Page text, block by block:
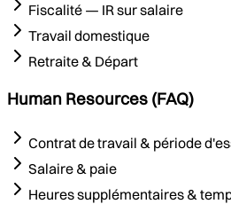
Fiscalité — IR sur salaire
Travail domestique
Retraite & Départ
Human Resources (FAQ)
Contrat de travail & période
Salaire & paie
Heures supplémentaires &